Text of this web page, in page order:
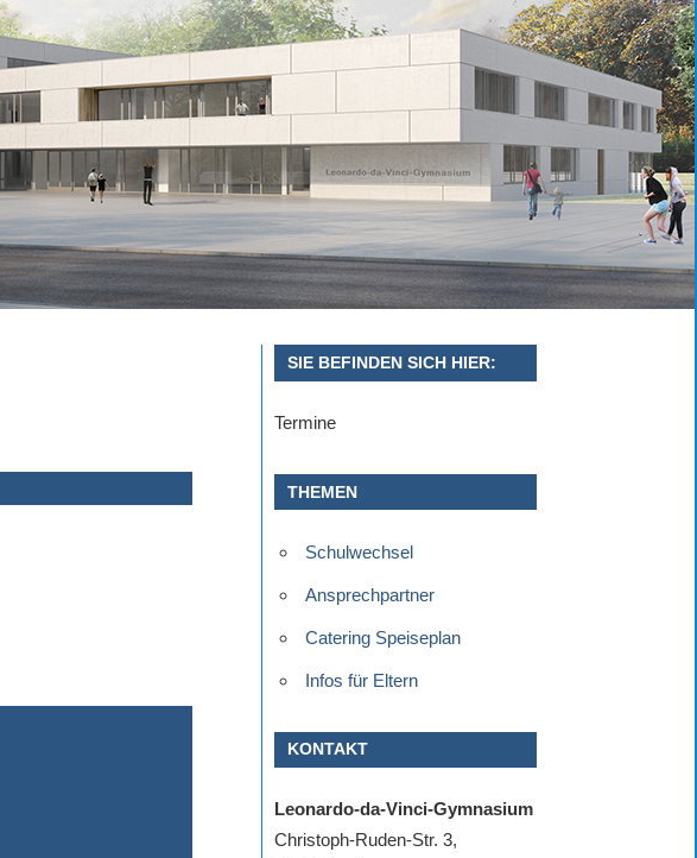
SIE BEFINDEN SICH HIER:
Termine
THEMEN
Schulwechsel
Ansprechpartner
Catering Speiseplan
Infos für Eltern
KONTAKT
Leonardo-da-Vinci-Gymnasium
Christoph-Ruden-Str. 3,